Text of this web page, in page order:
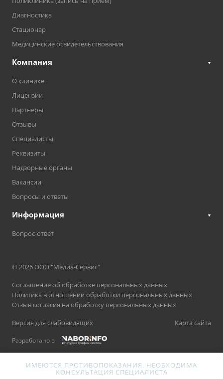
Диагностика
Стационар
Медицинские освидетельствования
Компания
О клинике
Лицензии
Партнеры
Отзывы
Специалисты
Реквизиты
Надзорные органы
Вакансии
Вопросы и ответы
Информация
Вопрос-ответ
© 2026 ООО "Медиа-Сервис"
Соглашение об обработке персональных данных
Политика в отношении обработки персональных данных
Отзыв согласия на обработку персональных данных
Версия для слабовидящих
Карта сайта
Разработано в
ИМЕЮТСЯ ПРОТИВОПОКАЗАНИЯ. НЕОБХОДИМА
КОНСУЛЬТАЦИЯ СПЕЦИАЛИСТА